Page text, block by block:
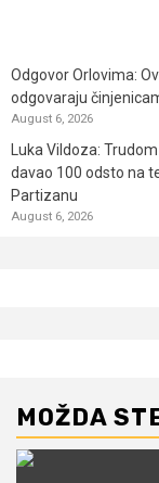
Odgovor Orlovima:
odgovaraju
August 6, 2026
Luka Vildoza:
davao 100 odsto na
Partizanu
August 6, 2026
MOŽDA